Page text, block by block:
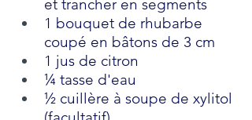
et trancher en segments
1 bouquet de rhubarbe
coupé en bâtons de 3 cm
1 jus de citron
¼ tasse d'eau
½ cuillère à soupe de xylitol